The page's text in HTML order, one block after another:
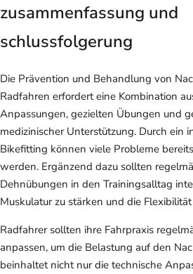
zusammenfassung und
schlussfolgerung
Die Prävention und Behandlung von
Radfahren erfordert eine Kombination
Anpassungen, gezielten Übungen und
medizinischer Unterstützung. Durch ein
Bikefitting können viele Probleme
werden. Ergänzend dazu sollten
Dehnübungen in den Trainingsalltag
Muskulatur zu stärken und die
Radfahrer sollten ihre Fahrpraxis
anpassen, um die Belastung auf den
beinhaltet nicht nur die technische